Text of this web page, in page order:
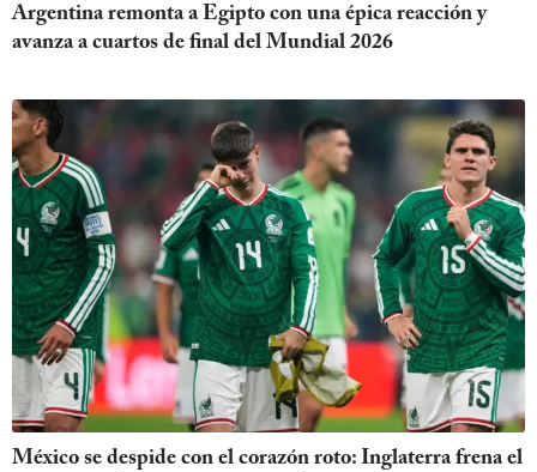
Argentina remonta a Egipto con una épica reacción y
avanza a cuartos de final del Mundial 2026
México se despide con el corazón roto: Inglaterra frena el